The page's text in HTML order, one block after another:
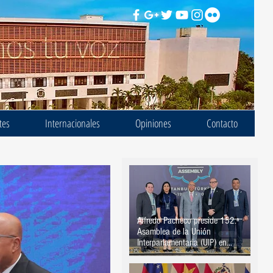
Internacionales Opiniones Contacto
Alfredo Pacheco preside 152.ª
Asamblea de la Unión
Interparlamentaria (UIP) en
Estambul, Turquía